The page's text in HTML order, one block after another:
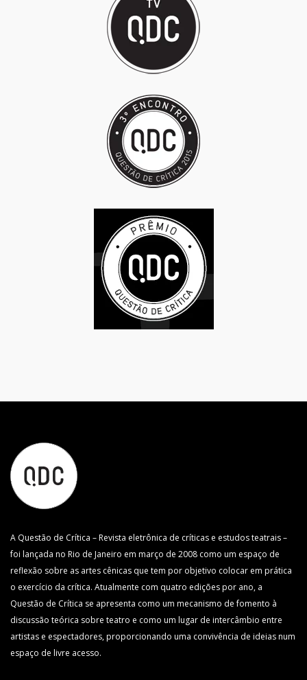
A Questão de Crítica – Revista eletrônica de críticas e estudos teatrais –
foi lançada no Rio de Janeiro em março de 2008 como um espaço de
reflexão sobre as artes cênicas que tem por objetivo colocar em prática
o exercício da crítica. Atualmente com quatro edições por ano, a
Questão de Crítica se apresenta como um mecanismo de fomento à
discussão teórica sobre teatro e como um lugar de intercâmbio entre
artistas e espectadores, proporcionando uma convivência de ideias num
espaço de livre acesso.